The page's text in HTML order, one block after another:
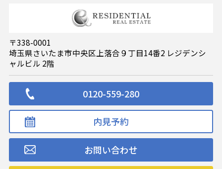
〒338-0001
埼玉県さいたま市中央区上落合９丁目14番2 レジデンシ
ャルビル 2階
0120-559-280
内見予約
お問い合わせ